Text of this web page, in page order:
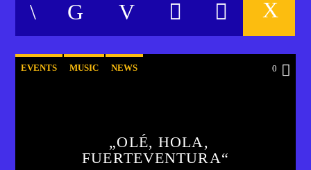
EVENTS MUSIC NEWS 0
„OLÉ, HOLA,
FUERTEVENTURA“